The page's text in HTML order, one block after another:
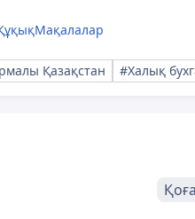
Мақалалар
Қазақстан #Халық